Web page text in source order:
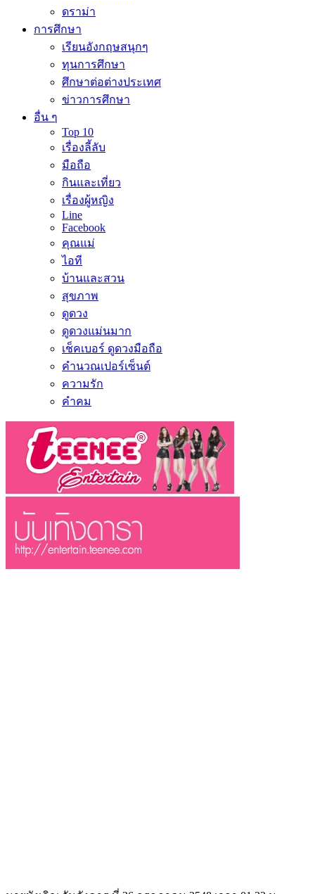
ดราม่า
การศึกษา
เรียนอังกฤษสนุกๆ
ทุนการศึกษา
ศึกษาต่อต่างประเทศ
ข่าวการศึกษา
อื่น ๆ
Top 10
เรื่องลี้ลับ
มือถือ
กินและเที่ยว
เรื่องผู้หญิง
Line
Facebook
คุณแม่
ไอที
บ้านและสวน
สุขภาพ
ดูดวง
ดูดวงแม่นมาก
เช็คเบอร์ ดูดวงมือถือ
คำนวณเปอร์เซ็นต์
ความรัก
คำคม